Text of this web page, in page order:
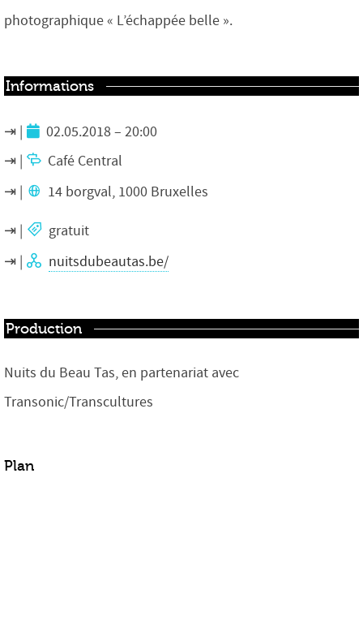
photographique « L’échappée belle ».
Informations
02.05.2018 – 20:00
Café Central
14 borgval, 1000 Bruxelles
gratuit
nuitsdubeautas.be/
Production
Nuits du Beau Tas, en partenariat avec
Transonic/Transcultures
Plan